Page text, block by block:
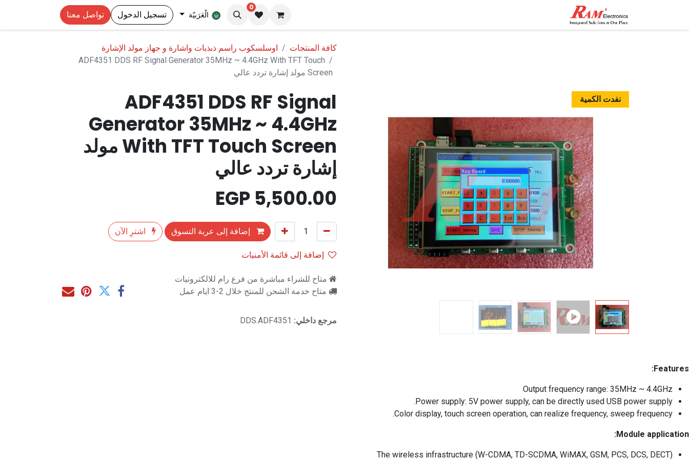
0
الْعَرَبيّة تسجيل الدخول تواصل معنا
كافة المنتجات
اوسلسكوب راسم ذبذبات واشارة و جهاز مولد الإشارة
ADF4351 DDS RF Signal Generator 35MHz ~ 4.4GHz With TFT Touch
Screen مولد إشارة تردد عالي
نفدت الكمية
ADF4351 DDS RF Signal
Generator 35MHz ~ 4.4GHz
With TFT Touch Screen مولد
إشارة تردد عالي
5,500.00
إضافة إلى عربة التسوق
اشترِ الآن
إضافة إلى قائمة الأمنيات
متاح للشراء مباشرة من فرع رام للالكترونيات
متاح خدمة الشحن للمنتج خلال 2-3 ايام عمل
مرجع داخلي: DDS.ADF4351
Features:
Output frequency range: 35MHz ~ 4.4GHz
Power supply: 5V power supply, can be directly used USB power supply.
Color display, touch screen operation, can realize frequency, sweep frequency.
Module application:
The wireless infrastructure (W-CDMA, TD-SCDMA, WiMAX, GSM, PCS, DCS, DECT)